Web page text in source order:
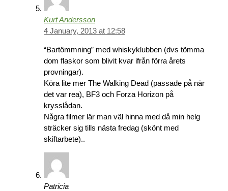
Kurt Andersson
4 January, 2013 at 12:58
“Bartömmning” med whiskyklubben (dvs tömma
dom flaskor som blivit kvar ifrån förra årets
provningar).
Köra lite mer The Walking Dead (passade på när
det var rea), BF3 och Forza Horizon på
krysslådan.
Några filmer lär man väl hinna med då min helg
sträcker sig tills nästa fredag (skönt med
skiftarbete)..
Patricia